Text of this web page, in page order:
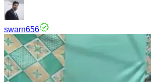
swarn656